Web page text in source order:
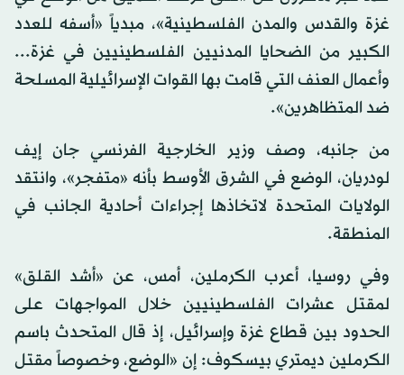
غزة والقدس والمدن الفلسطينية»، مبدياً «أسفه للعدد
الكبير من الضحايا المدنيين الفلسطينيين في غزة...
وأعمال العنف التي قامت بها القوات الإسرائيلية المسلحة
ضد المتظاهرين».
من جانبه، وصف وزير الخارجية الفرنسي جان إيف
لودريان، الوضع في الشرق الأوسط بأنه «متفجر»، وانتقد
الولايات المتحدة لاتخاذها إجراءات أحادية الجانب في
المنطقة.
وفي روسيا، أعرب الكرملين، أمس، عن «أشد القلق»
لمقتل عشرات الفلسطينيين خلال المواجهات على
الحدود بين قطاع غزة وإسرائيل، إذ قال المتحدث باسم
الكرملين ديمتري بيسكوف: إن «الوضع، وخصوصاً مقتل